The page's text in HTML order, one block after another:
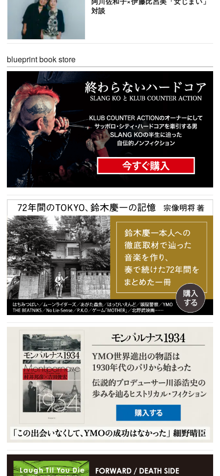
対談
blueprint book store